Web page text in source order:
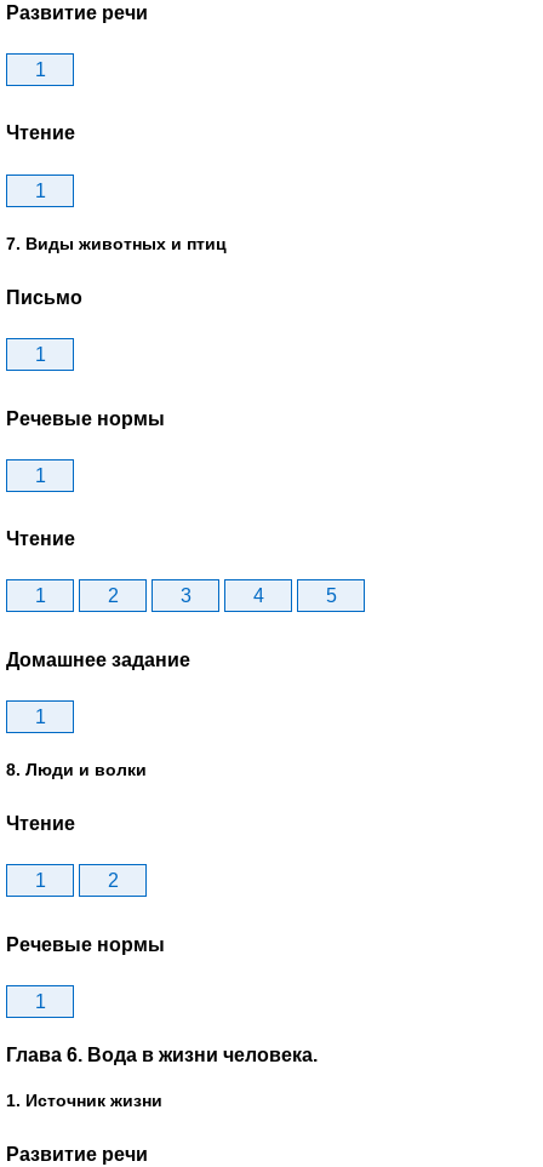
Развитие речи
1
Чтение
1
7. Виды животных и птиц
Письмо
1
Речевые нормы
1
Чтение
1 2 3 4 5
Домашнее задание
1
8. Люди и волки
Чтение
1 2
Речевые нормы
1
Глава 6. Вода в жизни человека.
1. Источник жизни
Развитие речи